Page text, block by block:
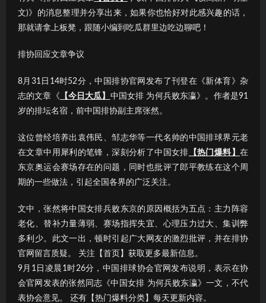
文)》的消息整理并分享出来，如果你也恰好对此感兴趣的话，
那就请拿上板凳，跟随小编到吃瓜群里边吃边聊吧！
排协回应文章争议
8月31日14时52分，中国排协官网发布了刊登在《新体育》杂
志的文章《 【今日大瓜】 中国女排 为何兵败东瀛》。作者是91
岁的排坛名宿，前中国排协副主席张然。
这位曾经培养出袁伟民、邹志华等一代名帅的中国排球界元老
在文章中用犀利的笔锋，深刻分析了中国女排 【热门爆料】在
东京奥运会赛场存在的问题，同时也批评了郎平教练在这个周
期的一些做法，引起全国各界的广泛关注。
文中，张然将中国女排兵败东京的原因概括为五点：主力阵容
老化、替补力量薄弱、赛场指挥失宜、心理压力过大、集训弊
多利少。此文一出，顿时引起广大网友的激烈批评，并在排协
官网留言质疑。 关注【首页】获取更多最新信息。
9月1日凌晨1时26分，中国排球协会官网发布说明，表示在协
会官网发表的张然同志《中国女排 为何兵败东瀛》一文，不代
表协会意见。 还有【热门爆料分类】每天更新内容。